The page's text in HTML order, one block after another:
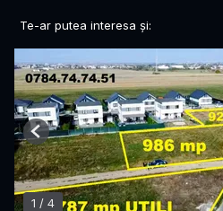
Te-ar putea interesa și:
1 / 4
Previous